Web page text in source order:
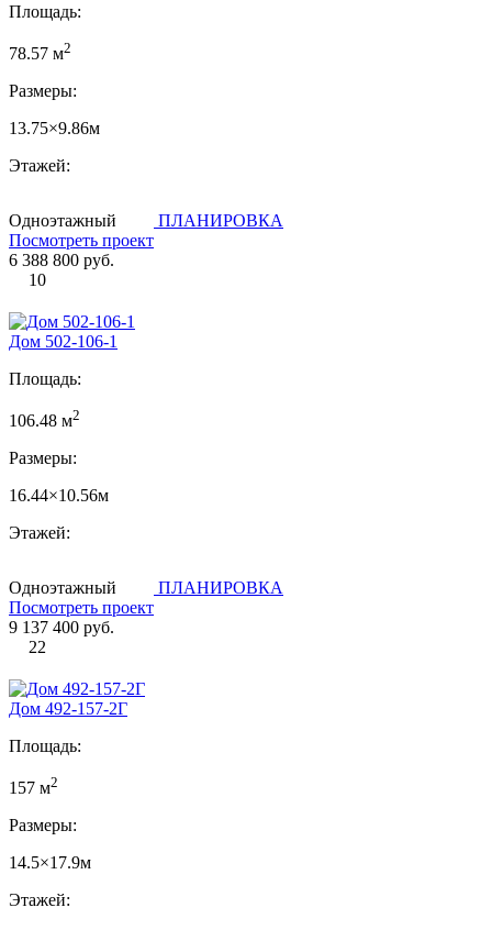
Площадь:
78.57 м2
Размеры:
13.75×9.86м
Этажей:
Одноэтажный
ПЛАНИРОВКА
Посмотреть проект
6 388 800 руб.
10
Дом 502-106-1
Площадь:
106.48 м2
Размеры:
16.44×10.56м
Этажей:
Одноэтажный
ПЛАНИРОВКА
Посмотреть проект
9 137 400 руб.
22
Дом 492-157-2Г
Площадь:
157 м2
Размеры:
14.5×17.9м
Этажей: